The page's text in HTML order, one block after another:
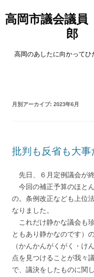
高岡市議会議
郎
高岡のあしたに向かってひ
月別アーカイブ: 2023年6月
批判も反省も大事
先日、６月定例議会が終
今回の補正予算のほと
の。条例改正なども上位
なりました。
これだけ静かな議会も
ともあり静かなのです）
（かんかんがくがく・け
点を見つけることが我々
で、議決をしたものに関